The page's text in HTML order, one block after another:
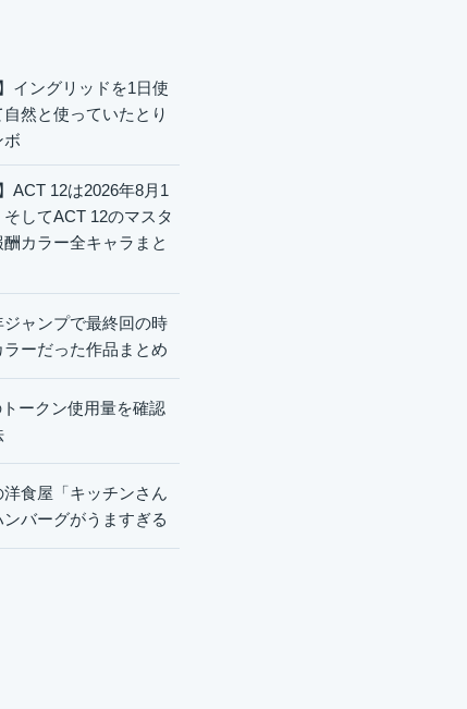
イングリッドを1日使
自然と使っていたとり
ボ
ACT 12は2026年8月1
してACT 12のマスタ
カラー全キャラまと
ャンプで最終回の時
ラーだった作品まとめ
ークン使用量を確認
食屋「キッチンさん
バーグがうますぎる